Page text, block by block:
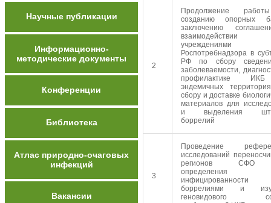
Научные публикации
Информационно-
методические документы
Конференции
Библиотека
Атлас природно-очаговых
инфекций
Вакансии
2
Продолжение
созданию опорных
заключению
учреждениями
Роспотребнадзора в
РФ по сбору
заболеваемости,
профилактике
эндемичных
сбору и доставке
материалов для
и выделения
боррелий
3
Проведение
исследований
регионов СФО
определения
инфицированности
боррелиями и
геновидового